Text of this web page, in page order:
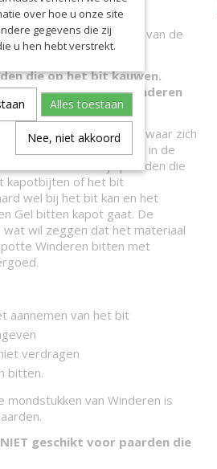
zijstukken worden
stellen. Het verwisselen van de
gebeurd.
die op het bit kauwen.
kapotbijten van de Winderen
gedeelte van de kaaklijn waar zich
bit op de juiste hoogte in de
of kiezen. Er zijn paarden die
kapotbijten of het bit
wel bij het bit kan en het
Gel bitten kapot gaat. De
wil zeggen dat het materiaal
Winderen bitten met
aannemen van het bit
verdragen
bitten.
van Winderen is
geschikt voor paarden die
over hoe u onze site
gegevens die zij
u hen hebt verstrekt.
Alles toestaan
Nee, niet akkoord